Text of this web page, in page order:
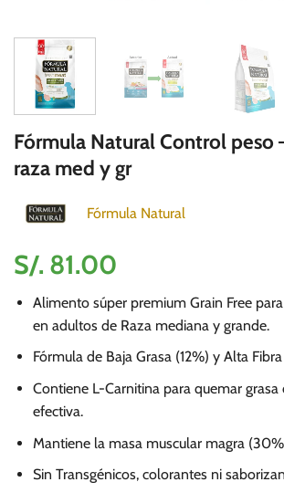
Fórmula Natural Control peso
raza med y gr
Fórmula Natural
S/. 81.00
Alimento súper premium Grain Free
en adultos de Raza mediana y grande.
Fórmula de Baja Grasa (12%) y Alta
Contiene L-Carnitina para quemar grasa
efectiva.
Mantiene la masa muscular magra
Sin Transgénicos, colorantes ni